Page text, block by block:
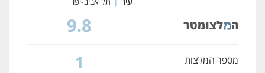
9.8
מספר המלצות 1